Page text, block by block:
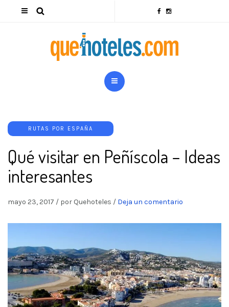
RUTAS POR ESPAÑA
Qué visitar en Peñíscola – Ideas
interesantes
mayo 23, 2017 / por Quehoteles / Deja un comentario